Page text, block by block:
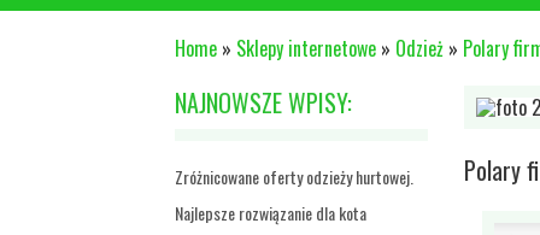
Home » Sklepy internetowe » Odzież » Polary
NAJNOWSZE WPISY:
Zróżnicowane oferty odzieży hurtowej.
Najlepsze rozwiązanie dla kota
Polary